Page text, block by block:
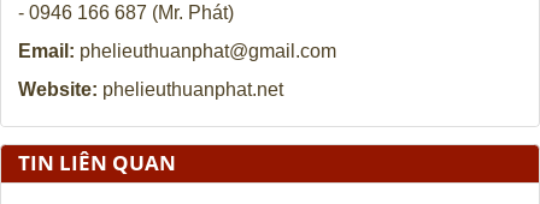
- 0946 166 687 (Mr. Phát)
Email: phelieuthuanphat@gmail.com
Website: phelieuthuanphat.net
TIN LIÊN QUAN